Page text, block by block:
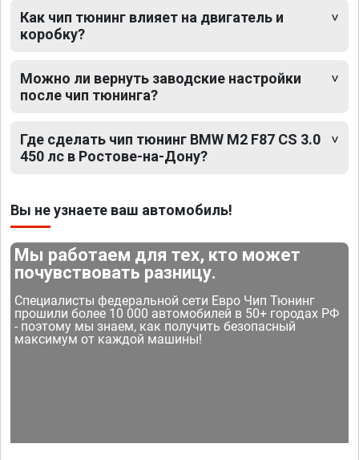
Как чип тюнинг влияет на двигатель и
коробку?
Можно ли вернуть заводские настройки
после чип тюнинга?
Где сделать чип тюнинг BMW M2 F87 CS 3.0
450 лс в Ростове-на-Дону?
Вы не узнаете ваш автомобиль!
Мы работаем для тех, кто может
почувствовать разницу.
Специалисты федеральной сети Евро Чип Тюнинг
прошили более 10 000 автомобилей в 50+ городах РФ
- поэтому мы знаем, как получить безопасный
максимум от каждой машины!